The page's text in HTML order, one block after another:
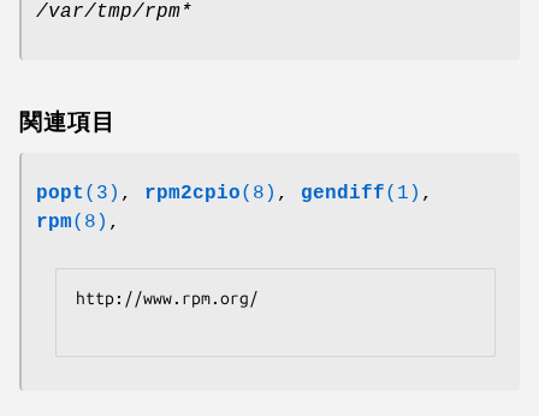
/var/tmp/rpm*
関連項目
popt (3) , rpm2cpio(8) , gendiff(1) ,
rpm(8) ,
http://www.rpm.org/